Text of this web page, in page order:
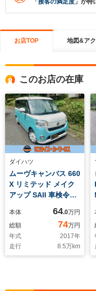
「 接客の満足度 」が特
お店TOP 地図&ア
このお店の在庫
ダイハツ
ムーヴキャンバス 660
X リミテッド メイク
アップ SAII 車検令和
トアシスト シティア
クティブブレーキサポ
ート レーンキープ
アイドリングストッ
プ 左右パワースライ
本体 64.0万円
総額
74万円
年式
2017年
走行
8.5万km